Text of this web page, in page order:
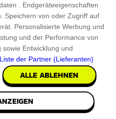
Madara
auf jede Bestellung. Dies
Geld zu sparen und
zu genießen. Lassen
Angebot nicht
. Endgeräteeigenschaften
Speichern von oder Zugriff auf
Personalisierte Werbung und
und der Performance von
Entwicklung und
Liste der Partner (Lieferanten)
ALLE ABLEHNEN